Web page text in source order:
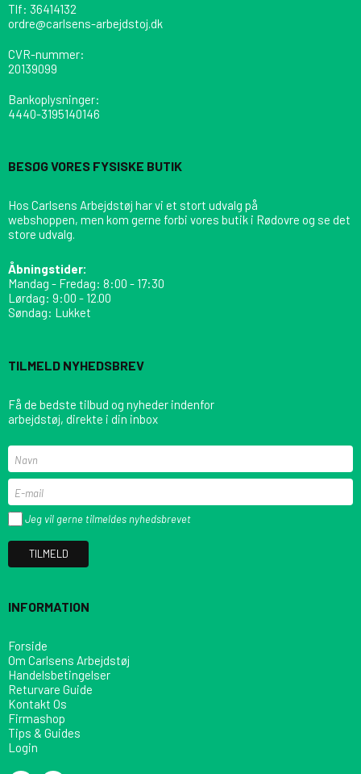
Tlf: 36414132
ordre@carlsens-arbejdstoj.dk
CVR-nummer:
20139099
Bankoplysninger:
4440-3195140146
BESØG VORES FYSISKE BUTIK
Hos Carlsens Arbejdstøj har vi et stort udvalg på
webshoppen, men kom gerne forbi vores butik i Rødovre og se det
store udvalg.
Åbningstider:
Mandag - Fredag: 8:00 - 17:30
Lørdag: 9:00 - 12.00
Søndag: Lukket
TILMELD NYHEDSBREV
Få de bedste tilbud og nyheder indenfor
arbejdstøj, direkte i din inbox
Jeg vil gerne tilmeldes nyhedsbrevet
TILMELD
INFORMATION
Forside
Om Carlsens Arbejdstøj
Handelsbetingelser
Returvare Guide
Kontakt Os
Firmashop
Tips & Guides
Login